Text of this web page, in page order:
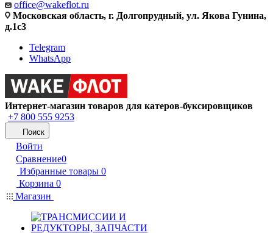
office@wakeflot.ru
Московская область, г. Долгопрудный, ул. Якова Гунина,
д.1с3
Telegram
WhatsApp
Интернет-магазин товаров для катеров-буксировщиков
+7 800 555 9253
Поиск
Войти
Сравнение0
Избранные товары 0
Корзина 0
Магазин